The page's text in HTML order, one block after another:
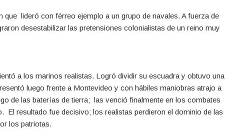
lideró con férreo ejemplo a un grupo de navales. A fuerza de
desestabilizar las pretensiones colonialistas de un reino muy
a los marinos realistas. Logró dividir su escuadra y obtuvo una
luego frente a Montevideo y con hábiles maniobras atrajo a
de las baterías de tierra; las venció finalmente en los combates
El resultado fue decisivo; los realistas perdieron el dominio de las
los patriotas.